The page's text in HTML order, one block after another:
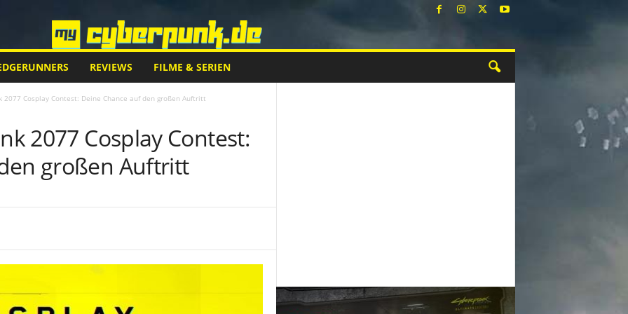
REVIEWS FILME & SERIEN
2077 Cosplay Contest: Deine Chance auf den großen Auftritt
2077 Cosplay Contest:
großen Auftritt